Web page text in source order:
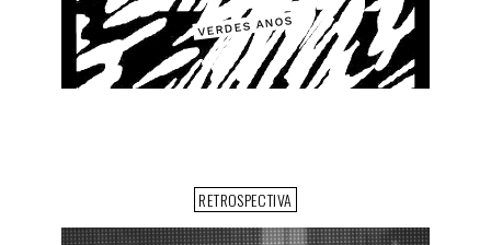
VERDES ANOS
RETROSPECTIVA